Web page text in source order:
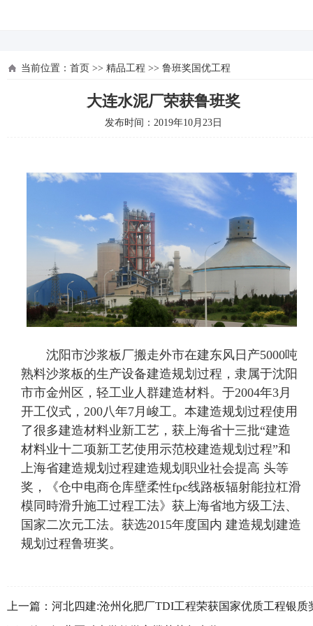
当前位置： 首页 >> 精品工程 >> 鲁班奖国优工程
大连水泥厂荣获鲁班奖
发布时间：2019年10月23日
沈阳市沙浆板厂搬走外市在建东风日产5000吨
熟料沙浆板的生产设备建造规划过程，隶属于沈阳
市市金州区，轻工业人群建造材料。于2004年3月
开工仪式，200八年7月峻工。本建造规划过程使用
了很多建造材料业新工艺，获上海省十三批“建造
材料业十二项新工艺使用示范校建造规划过程”和
上海省建造规划过程建造规划职业社会提高 头等
奖，《仓中电商仓库壁柔性fpc线路板辐射能拉杠滑
模同時滑升施工过程工法》获上海省地方级工法、
国家二次元工法。获选2015年度国内 建造规划建造
规划过程鲁班奖。
上一篇： 河北四建:沧州化肥厂TDI工程荣获国家优质工程银质